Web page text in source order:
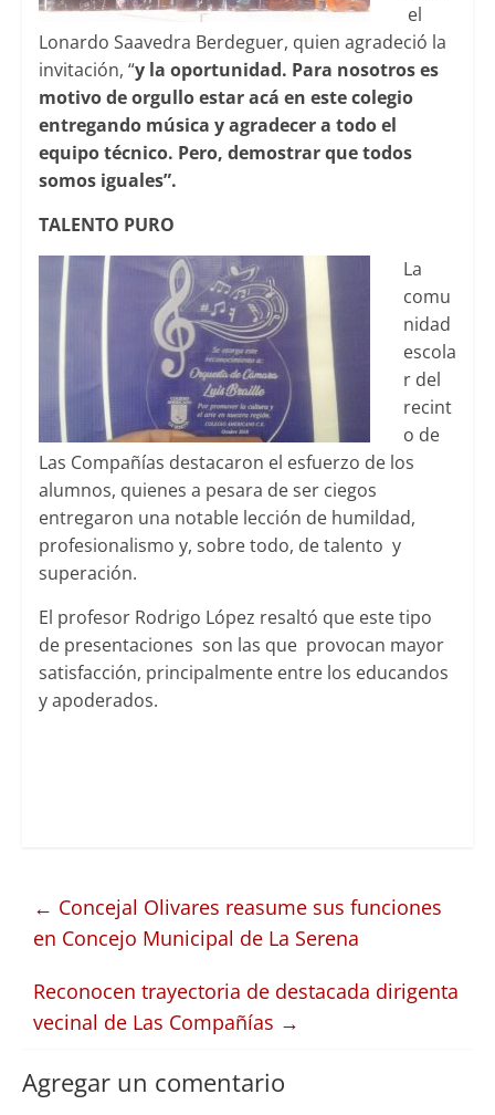
el
Lonardo Saavedra Berdeguer, quien agradeció la
invitación, “y la oportunidad. Para nosotros es
motivo de orgullo estar acá en este colegio
entregando música y agradecer a todo el
equipo técnico. Pero, demostrar que todos
somos iguales”.
TALENTO PURO
La
comu
nidad
escola
r del
recint
o de
Las Compañías destacaron el esfuerzo de los
alumnos, quienes a pesara de ser ciegos
entregaron una notable lección de humildad,
profesionalismo y, sobre todo, de talento y
superación.
El profesor Rodrigo López resaltó que este tipo
de presentaciones son las que provocan mayor
satisfacción, principalmente entre los educandos
y apoderados.
← Concejal Olivares reasume sus funciones
en Concejo Municipal de La Serena
Reconocen trayectoria de destacada dirigenta
vecinal de Las Compañías →
Agregar un comentario